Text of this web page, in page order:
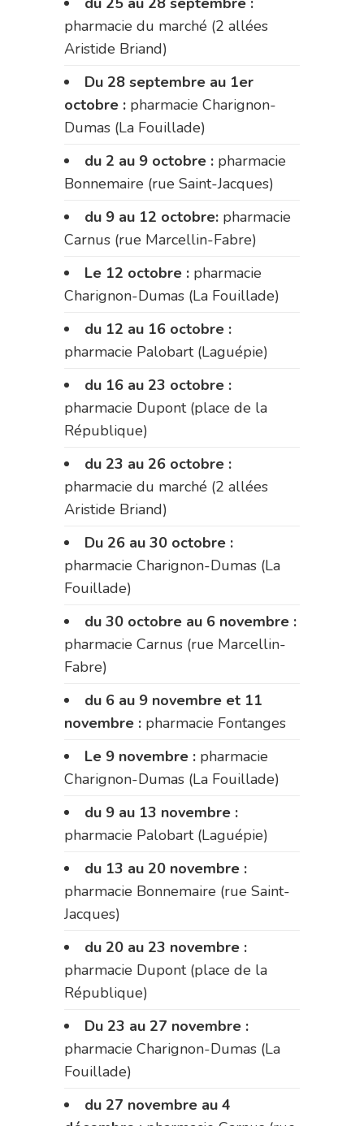
pharmacie du marché (2 allées
Aristide Briand)
Du 28 septembre au 1er
octobre : pharmacie Charignon-
Dumas (La Fouillade)
du 2 au 9 octobre : pharmacie
Bonnemaire (rue Saint-Jacques)
du 9 au 12 octobre: pharmacie
Carnus (rue Marcellin-Fabre)
Le 12 octobre : pharmacie
Charignon-Dumas (La Fouillade)
du 12 au 16 octobre :
pharmacie Palobart (Laguépie)
du 16 au 23 octobre :
pharmacie Dupont (place de la
République)
du 23 au 26 octobre :
pharmacie du marché (2 allées
Aristide Briand)
Du 26 au 30 octobre :
pharmacie Charignon-Dumas (La
Fouillade)
du 30 octobre au 6 novembre :
pharmacie Carnus (rue Marcellin-
Fabre)
du 6 au 9 novembre et 11
novembre : pharmacie Fontanges
Le 9 novembre : pharmacie
Charignon-Dumas (La Fouillade)
du 9 au 13 novembre :
pharmacie Palobart (Laguépie)
du 13 au 20 novembre :
pharmacie Bonnemaire (rue Saint-
Jacques)
du 20 au 23 novembre :
pharmacie Dupont (place de la
République)
Du 23 au 27 novembre :
pharmacie Charignon-Dumas (La
Fouillade)
du 27 novembre au 4